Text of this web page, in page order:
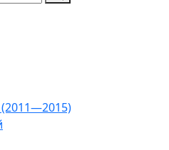
(2011—2015)